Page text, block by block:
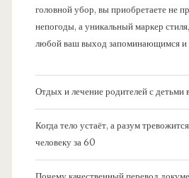
головной убор, вы приобретаете не
непогоды, а уникальный маркер
любой ваш выход запоминающимся и
Отдых и лечение родителей с детьми
Когда тело устаёт, а разум
человеку за 60